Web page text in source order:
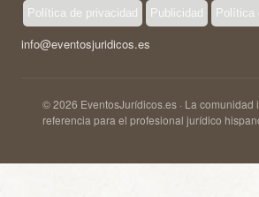
Política de privacidad Publicidad Política
info@eventosjuridicos.es
© 2026 EventosJurídicos.es · La comunidad
referencia para el profesional jurídico